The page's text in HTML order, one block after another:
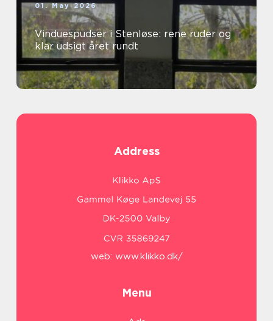
01. May 2026
Vinduespudser i Stenløse: rene ruder og
klar udsigt året rundt
Address
web: www.klikko.dk/
Menu